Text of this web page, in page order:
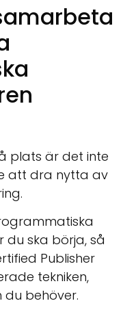
plats är det inte
att dra nytta av
du ska börja, så
Publisher
tekniken,
du behöver.